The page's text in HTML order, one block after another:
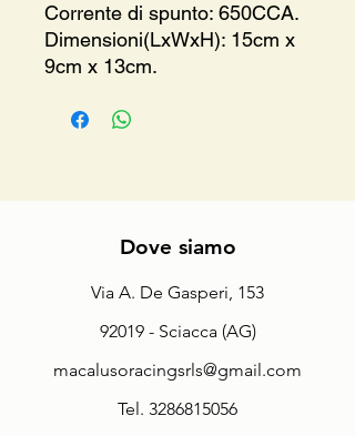
Corrente di spunto: 650CCA.
Dimensioni(LxWxH): 15cm x
9cm x 13cm.
Dove siamo
Via A. De Gasperi, 153
92019 - Sciacca (AG)
macalusoracingsrls@gmail.com
Tel. 3286815056